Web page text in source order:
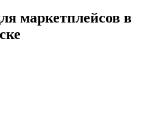
маркетплейсов в